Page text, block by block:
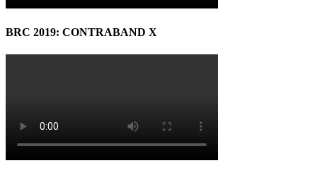
BRC 2019: CONTRABAND X